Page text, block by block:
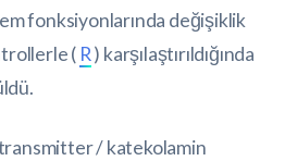
fonksiyonlarında değişiklik
( R) karşılaştırıldığında
/ katekolamin